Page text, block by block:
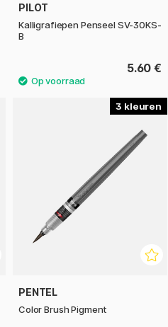
PILOT
Kalligrafiepen Penseel SV-30KS-
B
5.60 €
3
PENTEL
Color Brush Pigment